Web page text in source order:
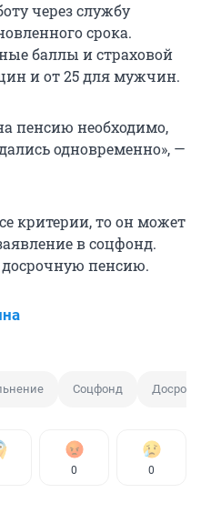
через службу
срока.
баллы и страховой
и от 25 для мужчин.
пенсию необходимо,
одновременно», —
критерии, то он может
в соцфонд.
досрочную пенсию.
Соцфонд
0 0